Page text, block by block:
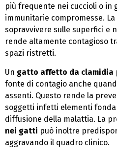
più frequente nei cuccioli o in
immunitarie compromesse.
sopravvivere sulle superfici e
rende altamente contagioso
spazi ristretti.
Un gatto affetto da clamidia
fonte di contagio anche
assenti. Questo rende la
soggetti infetti elementi
diffusione della malattia. La
nei gatti può inoltre
aggravando il quadro clinico.